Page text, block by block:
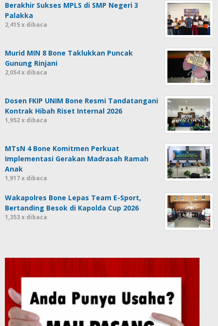
Berakhir Sukses MPLS di SMP Negeri 3
Palakka
2,415 x dibaca
Murid MIN 8 Bone Taklukkan Puncak
Gunung Rinjani
2,054 x dibaca
Dosen FKIP UNIM Bone Resmi Tandatangani
Kontrak Hibah Riset Internal 2026
1,952 x dibaca
MTsN 4 Bone Komitmen Perkuat
Implementasi Gerakan Madrasah Ramah
Anak
1,917 x dibaca
Wakapolres Bone Lepas Team E-Sport,
Bertanding Besok di Kapolda Cup 2026
1,353 x dibaca